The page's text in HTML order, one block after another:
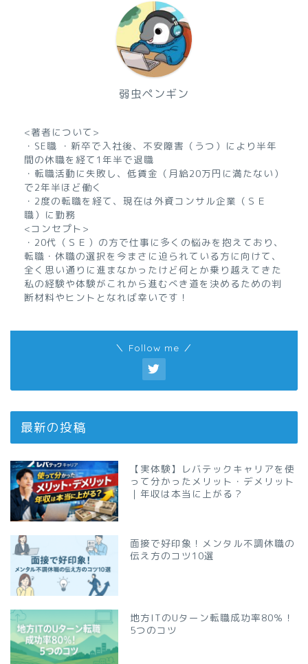
弱虫ペンギン
<著者について>
・SE職 ・新卒で入社後、不安障害（うつ）により半年
間の休職を経て1年半で退職
・転職活動に失敗し、低賃金（月給20万円に満たない）
で2年半ほど働く
・2度の転職を経て、現在は外資コンサル企業（ＳＥ
職）に勤務
<コンセプト>
・20代（ＳＥ）の方で仕事に多くの悩みを抱えており、
転職・休職の選択を今まさに迫られている方に向けて、
全く思い通りに進まなかったけど何とか乗り越えてきた
私の経験や体験がこれから進むべき道を決めるための判
断材料やヒントとなれば幸いです！
＼ Follow me ／
最新の投稿
【実体験】レバテックキャリアを使
って分かったメリット・デメリット
｜年収は本当に上がる？
面接で好印象！メンタル不調休職の
伝え方のコツ10選
地方ITのUターン転職成功率80％！
5つのコツ